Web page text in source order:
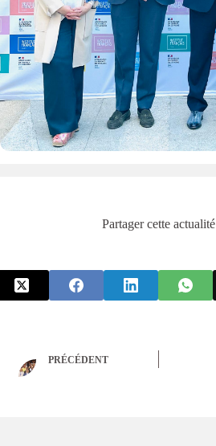
Partager cette actualité
PRÉCÉDENT